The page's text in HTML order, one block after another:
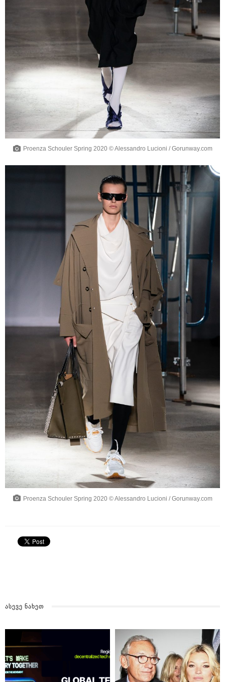
Proenza Schouler Spring 2020 © Alessandro Lucioni / Gorunway.com
Proenza Schouler Spring 2020 © Alessandro Lucioni / Gorunway.com
ᲐᲡᲔᲕᲔ ᲜᲐᲮᲔᲗ